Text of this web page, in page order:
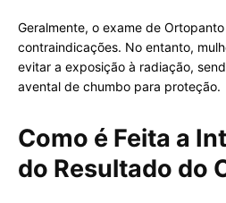
Geralmente, o exame de
contraindicações. No entanto,
evitar a exposição à radiação,
avental de chumbo para proteção.
Como é Feita a
do Resultado do